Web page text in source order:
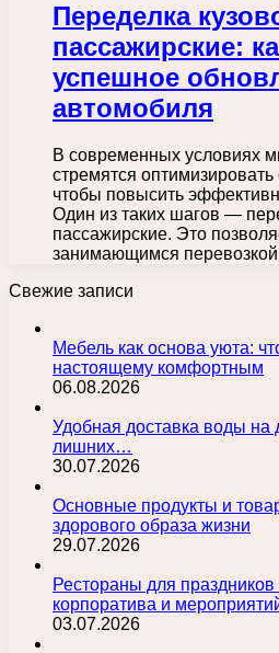
Переделка
пассажирские:
успешное
автомобиля
В современных условиях
стремятся
чтобы повысить
Один из таких шагов —
пассажирские. Это
занимающимся
Свежие записи
Мебель как основа уюта:
настоящему комфортным
06.08.2026
Удобная доставка воды на
лишних…
30.07.2026
Основные продукты и
здорового образа жизни
29.07.2026
Рестораны для
корпоратива и
03.07.2026